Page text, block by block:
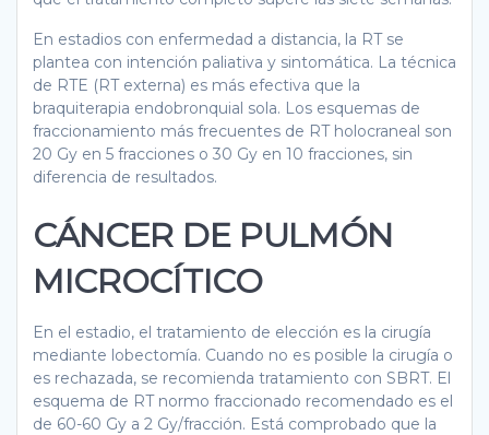
En estadios con enfermedad a distancia, la RT se
plantea con intención paliativa y sintomática. La técnica
de RTE (RT externa) es más efectiva que la
braquiterapia endobronquial sola. Los esquemas de
fraccionamiento más frecuentes de RT holocraneal son
20 Gy en 5 fracciones o 30 Gy en 10 fracciones, sin
diferencia de resultados.
CÁNCER DE PULMÓN
MICROCÍTICO
En el estadio, el tratamiento de elección es la cirugía
mediante lobectomía. Cuando no es posible la cirugía o
es rechazada, se recomienda tratamiento con SBRT. El
esquema de RT normo fraccionado recomendado es el
de 60-60 Gy a 2 Gy/fracción. Está comprobado que la